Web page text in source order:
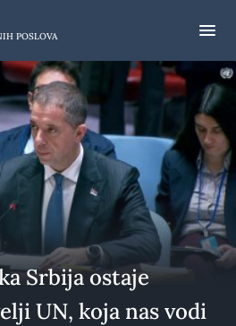
POSLOVA
Srbija ostaje
UN, koja nas vodi